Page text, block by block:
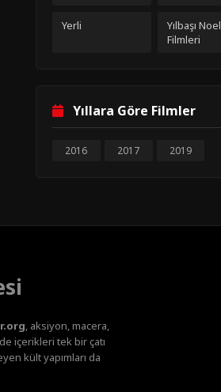
Yerli
Yılbaşı Noel
Filmleri
Yıllara Göre Filmler
2016 2017 2019
, aksiyon, macera,
içerikleri tek bir çatı
kült yapımları da